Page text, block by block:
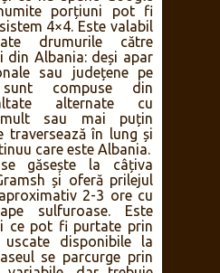
porțiuni pot fi
4×4. Este valabil
drumurile către
din Albania: deși apar
sau județene pe
compuse din
alternate cu
sau mai puțin
traversează în lung și
care este Albania.
găsește la câțiva
și oferă prilejul
2-3 ore cu
sulfuroase. Este
ce pot fi purtate prin
disponibile la
se parcurge prin